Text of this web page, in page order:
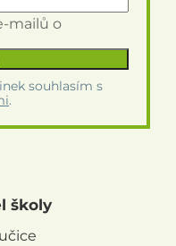
mailů o
souhlasím s
.
školy